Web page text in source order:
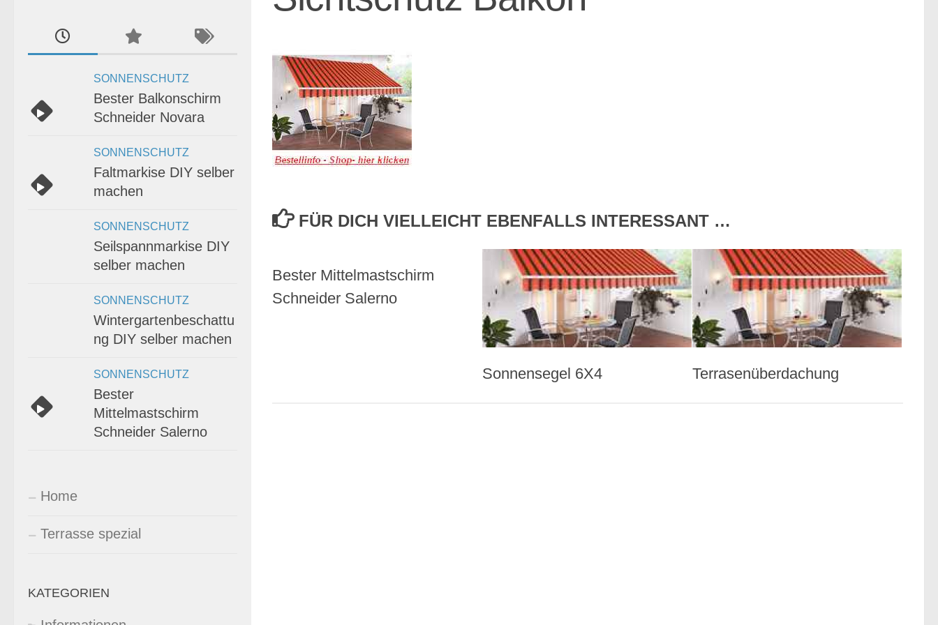
FÜR DICH VIELLEICHT EBENFALLS INTERESSANT …
Bester Mittelmastschirm
Schneider Salerno
Sonnensegel 6X4 Terrasenüberdachung
SONNENSCHUTZ
Bester Balkonschirm
Schneider Novara
SONNENSCHUTZ
Faltmarkise DIY selber
machen
SONNENSCHUTZ
Seilspannmarkise DIY
selber machen
SONNENSCHUTZ
Wintergartenbeschattu
ng DIY selber machen
SONNENSCHUTZ
Bester
Mittelmastschirm
Schneider Salerno
Home
Terrasse spezial
KATEGORIEN